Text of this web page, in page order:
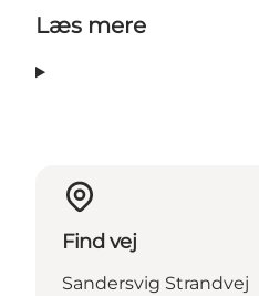
Læs mere
Find vej
Sandersvig Strandvej